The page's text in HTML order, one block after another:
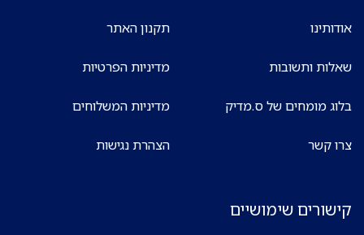
אודותינו
שאלות ותשובות
בלוג מומחים של ס.מדיק
צרו קשר
תקנון האתר
מדיניות הפרטיות
מדיניות המשלוחים
הצהרת נגישות
קישורים שימושיים